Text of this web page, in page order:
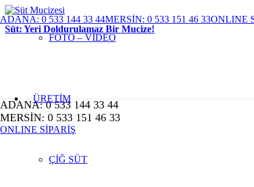
ADANA: 0 533 144 33 44MERSİN: 0 533 151 46 33ONLINE
FOTO – VİDEO
ÜRETİM
ÇİĞ SÜT
ADANA: 0 533 144 33 44
MERSİN: 0 533 151 46 33
ONLINE SİPARİŞ
Süt: Yeri Doldurulamaz Bir Mucize!